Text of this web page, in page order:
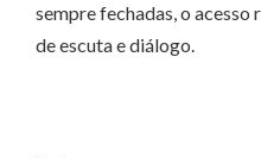
sempre fechadas, o acesso
de escuta e diálogo.